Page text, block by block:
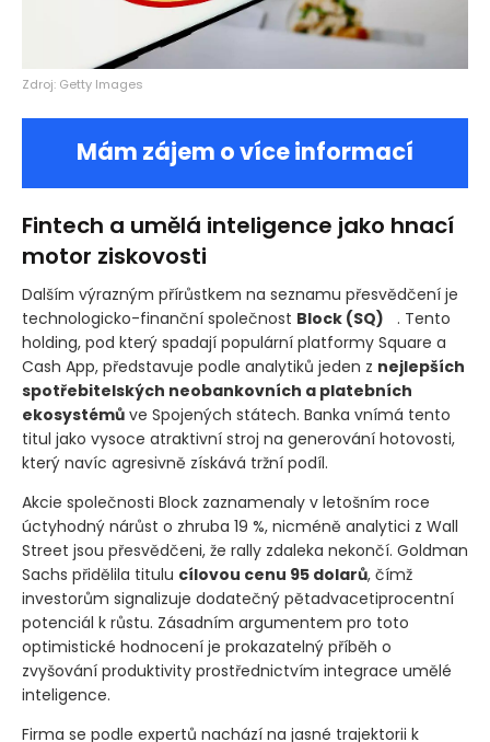
Zdroj: Getty Images
Mám zájem o více informací
Fintech a umělá inteligence jako hnací
motor ziskovosti
Dalším výrazným přírůstkem na seznamu přesvědčení je
technologicko-finanční společnost Block (SQ)
. Tento
holding, pod který spadají populární platformy Square a
Cash App, představuje podle analytiků jeden z nejlepších
spotřebitelských neobankovních a platebních
ekosystémů ve Spojených státech. Banka vnímá tento
titul jako vysoce atraktivní stroj na generování hotovosti,
který navíc agresivně získává tržní podíl.
Akcie společnosti Block zaznamenaly v letošním roce
úctyhodný nárůst o zhruba 19 %, nicméně analytici z Wall
Street jsou přesvědčeni, že rally zdaleka nekončí. Goldman
Sachs přidělila titulu cílovou cenu 95 dolarů, čímž
investorům signalizuje dodatečný pětadvacetiprocentní
potenciál k růstu. Zásadním argumentem pro toto
optimistické hodnocení je prokazatelný příběh o
zvyšování produktivity prostřednictvím integrace umělé
inteligence.
Firma se podle expertů nachází na jasné trajektorii k